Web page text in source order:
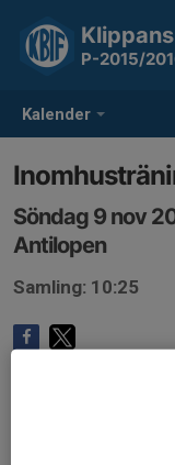
Kalender
P-2015/
Söndag 9 nov
Antilopen
Samling: 10:25